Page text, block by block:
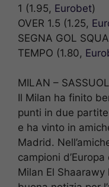
1 (1.95, Eurobet)
OVER 1.5 (1.25,
SEGNA GOL
TEMPO (1.80,
MILAN –
Il Milan ha finito
punti in due
e ha vinto in
Madrid.
campioni
Milan El